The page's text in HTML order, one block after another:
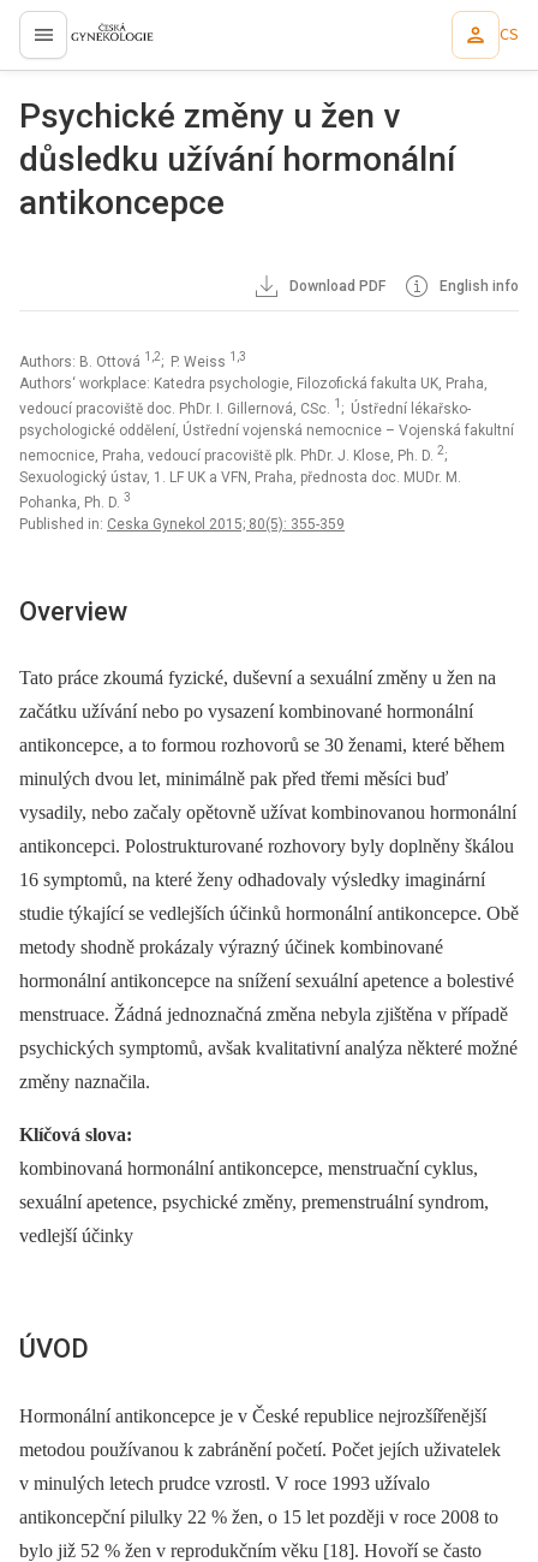
proLékaře.cz CS
Psychické změny u žen v
důsledku užívání hormonální
antikoncepce
Download PDF English info
Authors: B. Ottová 1,2; P. Weiss 1,3
Authors‘ workplace: Katedra psychologie, Filozofická fakulta UK, Praha,
vedoucí pracoviště doc. PhDr. I. Gillernová, CSc. 1 ; Ústřední lékařsko-
psychologické oddělení, Ústřední vojenská nemocnice – Vojenská fakultní
nemocnice, Praha, vedoucí pracoviště plk. PhDr. J. Klose, Ph. D. 2;
Sexuologický ústav, 1. LF UK a VFN, Praha, přednosta doc. MUDr. M.
Pohanka, Ph. D. 3
Published in: Ceska Gynekol 2015; 80(5): 355-359
Overview
Tato práce zkoumá fyzické, duševní a sexuální změny u žen na
začátku užívání nebo po vysazení kombinované hormonální
antikoncepce, a to formou rozhovorů se 30 ženami, které během
minulých dvou let, minimálně pak před třemi měsíci buď
vysadily, nebo začaly opětovně užívat kombinovanou hormonální
antikoncepci. Polostrukturované rozhovory byly doplněny škálou
16 symptomů, na které ženy odhadovaly výsledky imaginární
studie týkající se vedlejších účinků hormonální antikoncepce. Obě
metody shodně prokázaly výrazný účinek kombinované
hormonální antikoncepce na snížení sexuální apetence a bolestivé
menstruace. Žádná jednoznačná změna nebyla zjištěna v případě
psychických symptomů, avšak kvalitativní analýza některé možné
změny naznačila.
Klíčová slova:
kombinovaná hormonální antikoncepce, menstruační cyklus,
sexuální apetence, psychické změny, premenstruální syndrom,
vedlejší účinky
ÚVOD
Hormonální antikoncepce je v České republice nejrozšířenější
metodou používanou k zabránění početí. Počet jejích uživatelek
v minulých letech prudce vzrostl. V roce 1993 užívalo
antikoncepční pilulky 22 % žen, o 15 let později v roce 2008 to
bylo již 52 % žen v reprodukčním věku [18]. Hovoří se často